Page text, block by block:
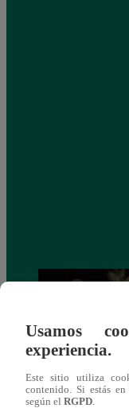
Usamos
experiencia.
Este sitio utiliza
contenido. Si estás en
según el RGPD